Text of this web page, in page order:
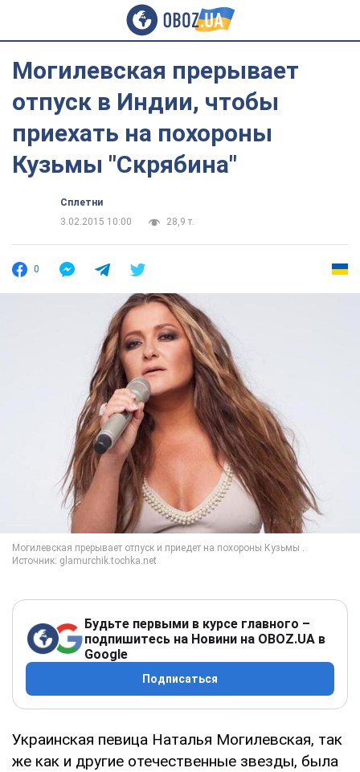
Могилевская прерывает
отпуск в Индии, чтобы
приехать на похороны
Кузьмы "Скрябина"
Сплетни
3.02.2015 10:00
28,9 т.
0
Будьте первыми в курсе главного –
подпишитесь на Новини на OBOZ.UA в
Google
Подписаться
Украинская певица Наталья Могилевская, так
же как и другие отечественные звезды, была